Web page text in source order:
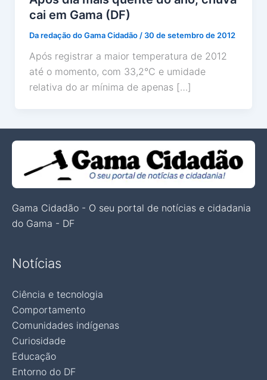
cai em Gama (DF)
Da redação do Gama Cidadão / 30 de setembro de 2012
Após registrar a maior temperatura de 2012
até o momento, com 33,2°C e umidade
relativa do ar mínima de apenas […]
Gama Cidadão - O seu portal de notícias e cidadania
do Gama - DF
Notícias
Ciência e tecnologia
Comportamento
Comunidades indígenas
Curiosidade
Educação
Entorno do DF